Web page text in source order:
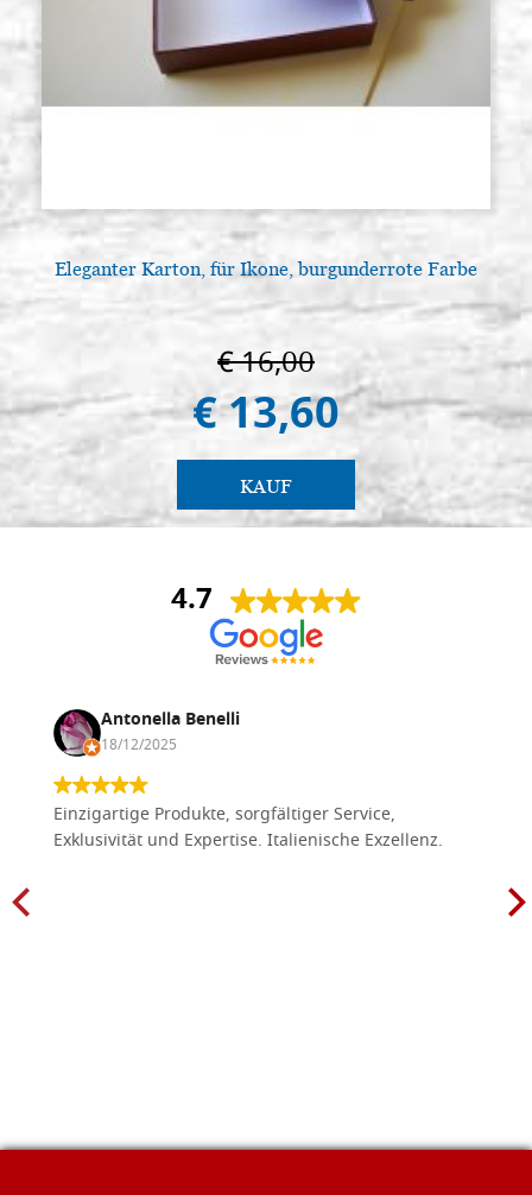
Eleganter Karton, für Ikone, burgunderrote Farbe
€ 16,00
€ 13,60
KAUF
4.7
Antonella Benelli
18/12/2025
Einzigartige Produkte, sorgfältiger Service,
Exklusivität und Expertise. Italienische Exzellenz.